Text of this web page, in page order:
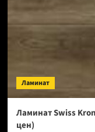
Ламинат
Ламинат Swiss
цен)